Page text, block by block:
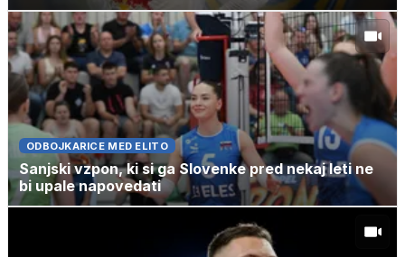
ODBOJKARICE MED ELITO
Sanjski vzpon, ki si ga Slovenke pred nekaj leti ne
bi upale napovedati